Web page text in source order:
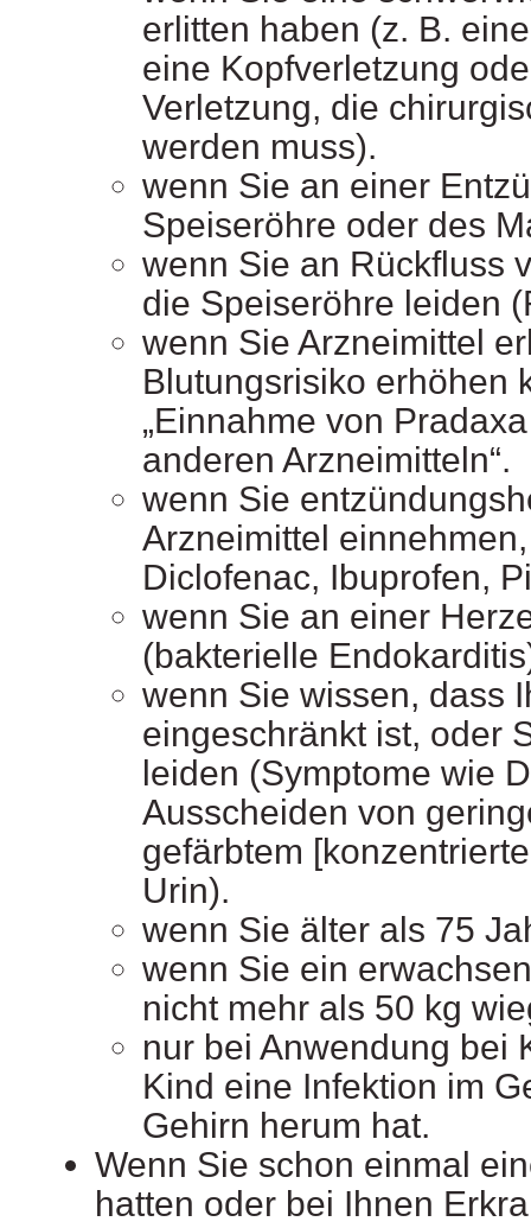
erlitten haben (z. B.
eine Kopfverletzung
Verletzung, die
werden muss).
wenn Sie an einer
Speiseröhre oder des
wenn Sie an Rückfluss
die Speiseröhre leiden
wenn Sie Arzneimittel
Blutungsrisiko erhöhen
„Einnahme von
anderen Arzneimitteln“.
wenn Sie
Arzneimittel
Diclofenac, Ibuprofen,
wenn Sie an einer
(bakterielle
wenn Sie wissen, dass
eingeschränkt ist, oder
leiden (Symptome wie
Ausscheiden von
gefärbtem
Urin).
wenn Sie älter als 75
wenn Sie ein
nicht mehr als 50 kg
nur bei Anwendung bei
Kind eine Infektion im
Gehirn herum hat.
Wenn Sie schon einmal
hatten oder bei Ihnen